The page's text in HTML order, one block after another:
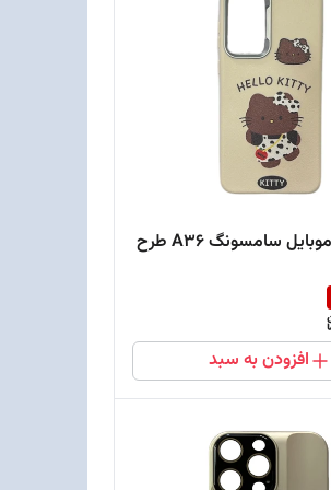
گارد گوشی موبایل سامسونگ A36 طرح
افزودن به سبد